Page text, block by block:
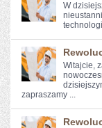
W
Witajcie,
zapraszamy ...